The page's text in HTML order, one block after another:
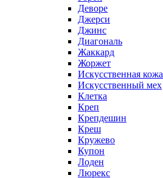
Деворе
Джерси
Джинс
Диагональ
Жаккард
Жоржет
Искусственная кожа
Искусственный мех
Клетка
Креп
Крепдешин
Креш
Кружево
Купон
Лоден
Люрекс